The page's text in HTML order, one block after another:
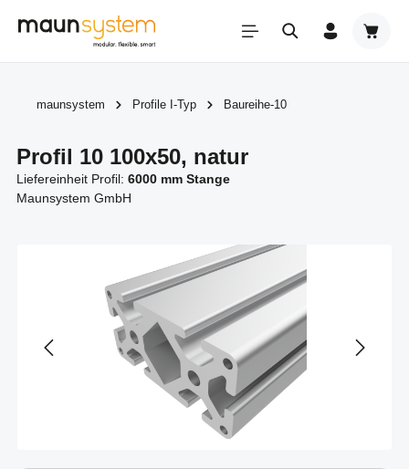
Zum Hauptinhalt springen
maunsystem Profile I-Typ Baureihe-10
Profil 10 100x50, natur
Liefereinheit Profil: 6000 mm Stange
Maunsystem GmbH